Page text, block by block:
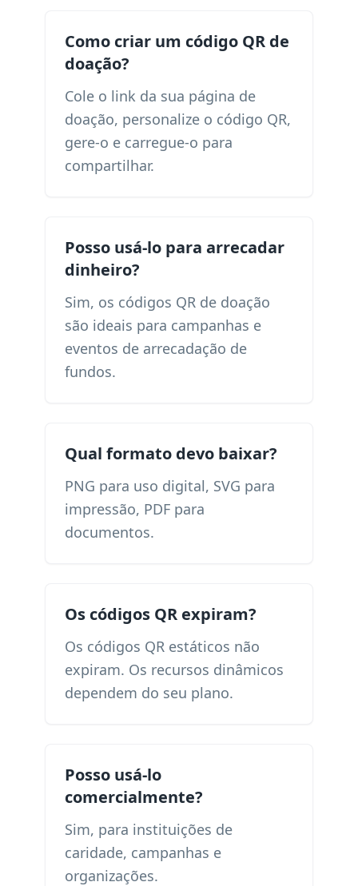
Como criar um código QR de
doação?
Cole o link da sua página de
doação, personalize o código QR,
gere-o e carregue-o para
compartilhar.
Posso usá-lo para arrecadar
dinheiro?
Sim, os códigos QR de doação
são ideais para campanhas e
eventos de arrecadação de
fundos.
Qual formato devo baixar?
PNG para uso digital, SVG para
impressão, PDF para
documentos.
Os códigos QR expiram?
Os códigos QR estáticos não
expiram. Os recursos dinâmicos
dependem do seu plano.
Posso usá-lo
comercialmente?
Sim, para instituições de
caridade, campanhas e
organizações.